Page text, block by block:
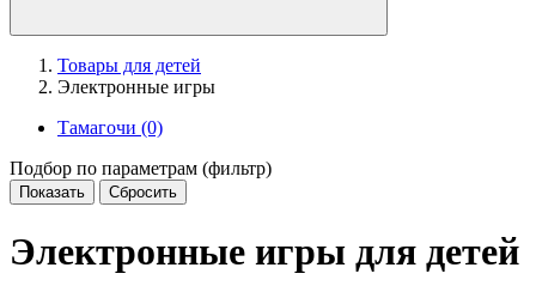
Товары для детей
Электронные игры
Тамагочи (0)
Подбор по параметрам (фильтр)
Электронные игры для детей